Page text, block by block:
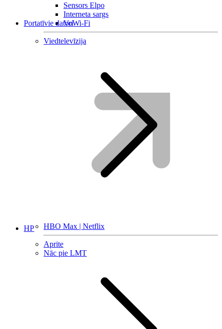
Sensors Elpo
Interneta sargs
VoWi-Fi
Viedtelevīzija
HBO Max | Netflix
Aprite
Nāc pie LMT
Portatīvie datori
HP